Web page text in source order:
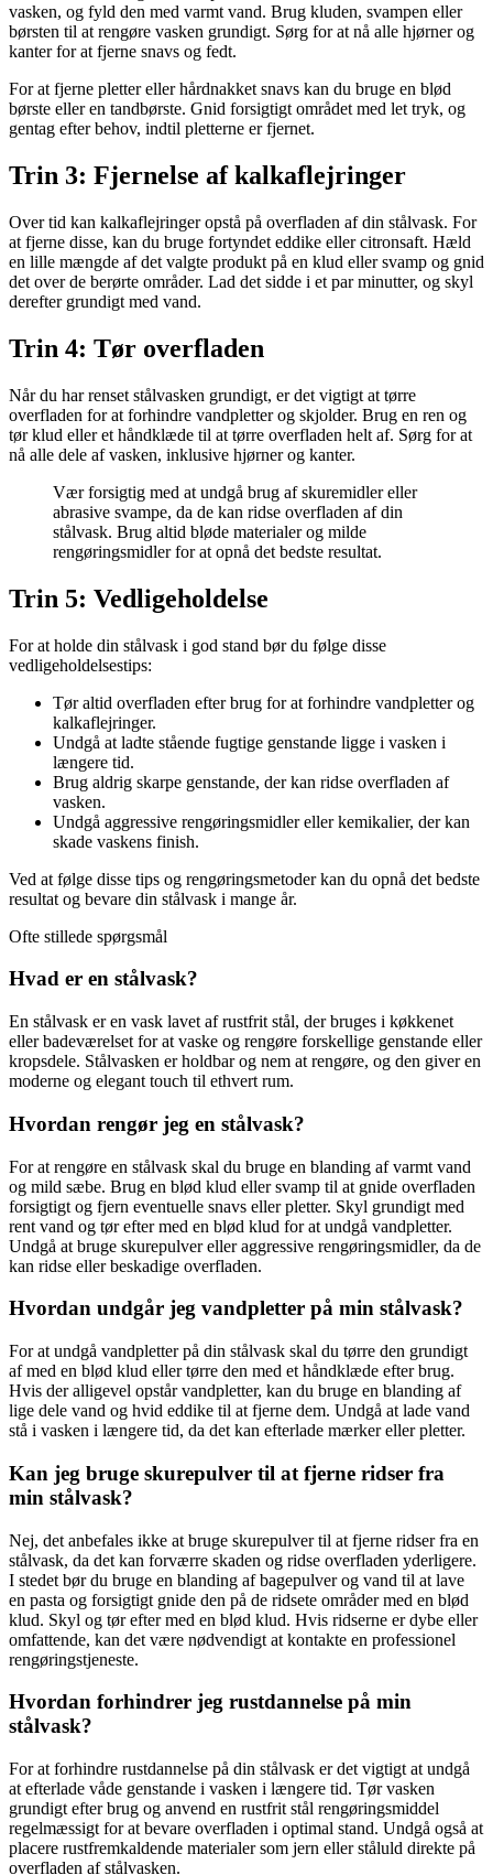
vasken, og fyld den med varmt vand. Brug kluden, svampen eller
børsten til at rengøre vasken grundigt. Sørg for at nå alle hjørner og
kanter for at fjerne snavs og fedt.
For at fjerne pletter eller hårdnakket snavs kan du bruge en blød
børste eller en tandbørste. Gnid forsigtigt området med let tryk, og
gentag efter behov, indtil pletterne er fjernet.
Trin 3: Fjernelse af kalkaflejringer
Over tid kan kalkaflejringer opstå på overfladen af din stålvask. For
at fjerne disse, kan du bruge fortyndet eddike eller citronsaft. Hæld
en lille mængde af det valgte produkt på en klud eller svamp og gnid
det over de berørte områder. Lad det sidde i et par minutter, og skyl
derefter grundigt med vand.
Trin 4: Tør overfladen
Når du har renset stålvasken grundigt, er det vigtigt at tørre
overfladen for at forhindre vandpletter og skjolder. Brug en ren og
tør klud eller et håndklæde til at tørre overfladen helt af. Sørg for at
nå alle dele af vasken, inklusive hjørner og kanter.
Vær forsigtig med at undgå brug af skuremidler eller
abrasive svampe, da de kan ridse overfladen af din
stålvask. Brug altid bløde materialer og milde
rengøringsmidler for at opnå det bedste resultat.
Trin 5: Vedligeholdelse
For at holde din stålvask i god stand bør du følge disse
vedligeholdelsestips:
Tør altid overfladen efter brug for at forhindre vandpletter og
kalkaflejringer.
Undgå at ladte stående fugtige genstande ligge i vasken i
længere tid.
Brug aldrig skarpe genstande, der kan ridse overfladen af
vasken.
Undgå aggressive rengøringsmidler eller kemikalier, der kan
skade vaskens finish.
Ved at følge disse tips og rengøringsmetoder kan du opnå det bedste
resultat og bevare din stålvask i mange år.
Ofte stillede spørgsmål
Hvad er en stålvask?
En stålvask er en vask lavet af rustfrit stål, der bruges i køkkenet
eller badeværelset for at vaske og rengøre forskellige genstande eller
kropsdele. Stålvasken er holdbar og nem at rengøre, og den giver en
moderne og elegant touch til ethvert rum.
Hvordan rengør jeg en stålvask?
For at rengøre en stålvask skal du bruge en blanding af varmt vand
og mild sæbe. Brug en blød klud eller svamp til at gnide overfladen
forsigtigt og fjern eventuelle snavs eller pletter. Skyl grundigt med
rent vand og tør efter med en blød klud for at undgå vandpletter.
Undgå at bruge skurepulver eller aggressive rengøringsmidler, da de
kan ridse eller beskadige overfladen.
Hvordan undgår jeg vandpletter på min stålvask?
For at undgå vandpletter på din stålvask skal du tørre den grundigt
af med en blød klud eller tørre den med et håndklæde efter brug.
Hvis der alligevel opstår vandpletter, kan du bruge en blanding af
lige dele vand og hvid eddike til at fjerne dem. Undgå at lade vand
stå i vasken i længere tid, da det kan efterlade mærker eller pletter.
Kan jeg bruge skurepulver til at fjerne ridser fra
min stålvask?
Nej, det anbefales ikke at bruge skurepulver til at fjerne ridser fra en
stålvask, da det kan forværre skaden og ridse overfladen yderligere.
I stedet bør du bruge en blanding af bagepulver og vand til at lave
en pasta og forsigtigt gnide den på de ridsete områder med en blød
klud. Skyl og tør efter med en blød klud. Hvis ridserne er dybe eller
omfattende, kan det være nødvendigt at kontakte en professionel
rengøringstjeneste.
Hvordan forhindrer jeg rustdannelse på min
stålvask?
For at forhindre rustdannelse på din stålvask er det vigtigt at undgå
at efterlade våde genstande i vasken i længere tid. Tør vasken
grundigt efter brug og anvend en rustfrit stål rengøringsmiddel
regelmæssigt for at bevare overfladen i optimal stand. Undgå også at
placere rustfremkaldende materialer som jern eller ståluld direkte på
overfladen af stålvasken.